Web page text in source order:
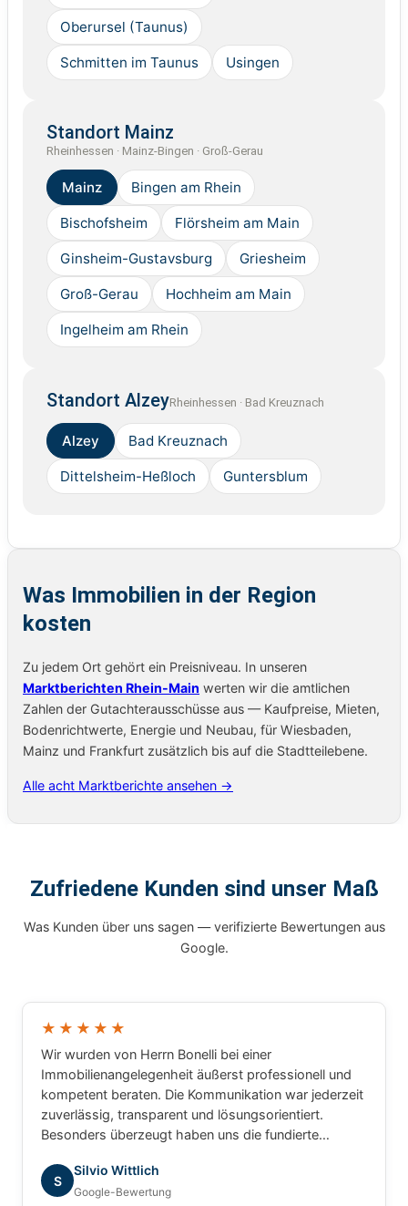
Oberursel (Taunus)
Schmitten im Taunus Usingen
Standort Mainz
Rheinhessen · Mainz-Bingen · Groß-Gerau
Mainz Bingen am Rhein
Bischofsheim Flörsheim am Main
Ginsheim-Gustavsburg Griesheim
Groß-Gerau Hochheim am Main
Ingelheim am Rhein
Standort AlzeyRheinhessen · Bad Kreuznach
Alzey Bad Kreuznach
Dittelsheim-Heßloch Guntersblum
Was Immobilien in der Region
kosten
Zu jedem Ort gehört ein Preisniveau. In unseren
Marktberichten Rhein-Main werten wir die amtlichen
Zahlen der Gutachterausschüsse aus — Kaufpreise, Mieten,
Bodenrichtwerte, Energie und Neubau, für Wiesbaden,
Mainz und Frankfurt zusätzlich bis auf die Stadtteilebene.
Alle acht Marktberichte ansehen →
Zufriedene Kunden sind unser Maß
Was Kunden über uns sagen — verifizierte Bewertungen aus
Google.
★★★★★
Wir wurden von Herrn Bonelli bei einer
Immobilienangelegenheit äußerst professionell und
kompetent beraten. Die Kommunikation war jederzeit
zuverlässig, transparent und lösungsorientiert.
Besonders überzeugt haben uns die fundierte
Anliegen und das sehr gute Verständnis für die
besonderen Anforderungen. Wir haben uns während
S
Silvio Wittlich
Google-Bewertung